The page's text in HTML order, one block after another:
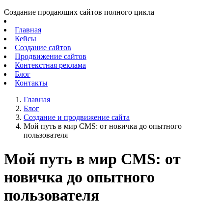
Создание продающих сайтов полного цикла
Главная
Кейсы
Создание сайтов
Продвижение сайтов
Контекстная реклама
Блог
Контакты
Главная
Блог
Создание и продвижение сайта
Мой путь в мир CMS: от новичка до опытного
пользователя
Мой путь в мир CMS: от
новичка до опытного
пользователя